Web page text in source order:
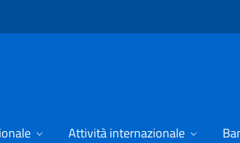
Attività internazionale